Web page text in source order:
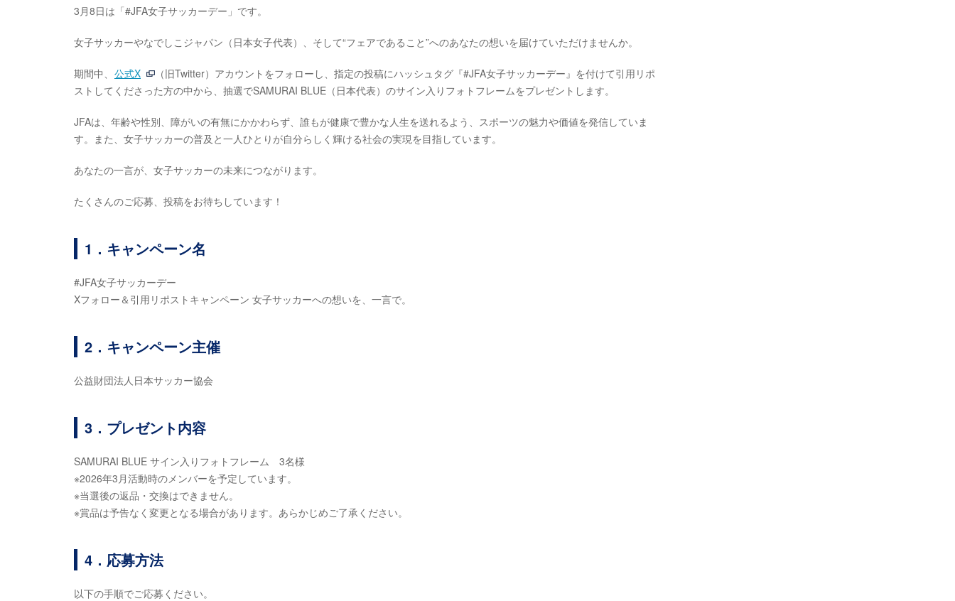
3月8日は「#JFA女子サッカーデー」です。
女子サッカーやなでしこジャパン（日本女子代表）、そして“フェアであること”へのあなたの想いを届けていただけませんか。
期間中、 公式X
（旧Twitter）アカウントをフォローし、指定の投稿にハッシュタグ『#JFA女子サッカーデー』を付けて引用リポ
ストしてくださった方の中から、抽選でSAMURAI BLUE（日本代表）のサイン入りフォトフレームをプレゼントします。
JFAは、年齢や性別、障がいの有無にかかわらず、誰もが健康で豊かな人生を送れるよう、スポーツの魅力や価値を発信していま
す。また、女子サッカーの普及と一人ひとりが自分らしく輝ける社会の実現を目指しています。
あなたの一言が、女子サッカーの未来につながります。
たくさんのご応募、投稿をお待ちしています！
1．キャンペーン名
#JFA女子サッカーデー
Xフォロー＆引用リポストキャンペーン 女子サッカーへの想いを、一言で。
2．キャンペーン主催
公益財団法人日本サッカー協会
3．プレゼント内容
SAMURAI BLUE サイン入りフォトフレーム 3名様
※2026年3月活動時のメンバーを予定しています。
※当選後の返品・交換はできません。
※賞品は予告なく変更となる場合があります。あらかじめご了承ください。
4．応募方法
以下の手順でご応募ください。